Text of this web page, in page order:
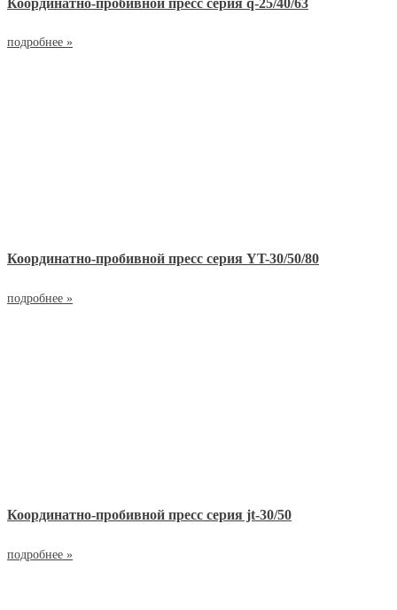
подробнее »
Координатно-пробивной пресс серия YT-30/50/80
подробнее »
Координатно-пробивной пресс серия jt-30/50
подробнее »